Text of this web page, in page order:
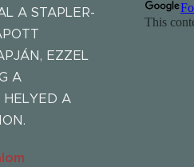
A STAPLER-
EZZEL
A
HELYED A